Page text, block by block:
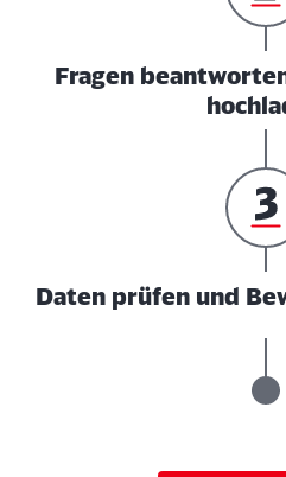
Fragen
Daten prüfen und